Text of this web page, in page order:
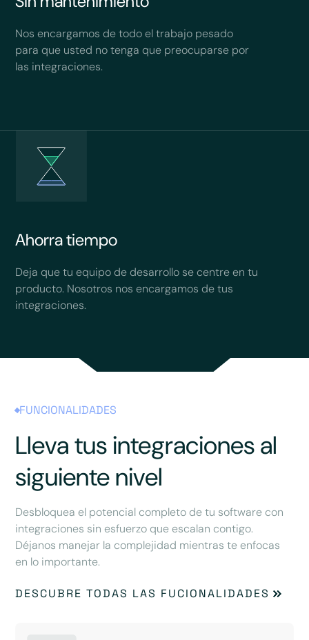
Nos encargamos de todo el trabajo pesado
para que usted no tenga que preocuparse por
las integraciones.
Ahorra tiempo
Deja que tu equipo de desarrollo se centre en tu
producto. Nosotros nos encargamos de tus
integraciones.
FUNCIONALIDADES
Lleva tus integraciones al
siguiente nivel
Desbloquea el potencial completo de tu software con
integraciones sin esfuerzo que escalan contigo.
Déjanos manejar la complejidad mientras te enfocas
en lo importante.
DESCUBRE TODAS LAS FUCIONALIDADES